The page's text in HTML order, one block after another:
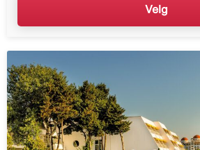
Velg